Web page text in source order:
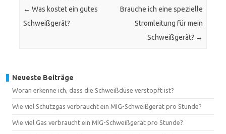
← Was kostet ein gutes
Schweißgerät?
Brauche ich eine spezielle
Stromleitung für mein
Schweißgerät? →
Neueste Beiträge
Woran erkenne ich, dass die Schweißdüse verstopft ist?
Wie viel Schutzgas verbraucht ein MIG-Schweißgerät pro Stunde?
Wie viel Gas verbraucht ein MIG-Schweißgerät pro Stunde?